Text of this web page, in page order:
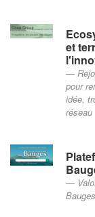
et
pour
idée,
réseau
Bauges